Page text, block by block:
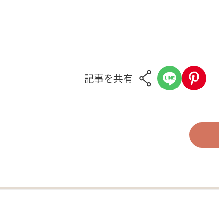
記事を共有